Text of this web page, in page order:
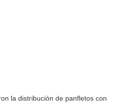
la distribución de panfletos con